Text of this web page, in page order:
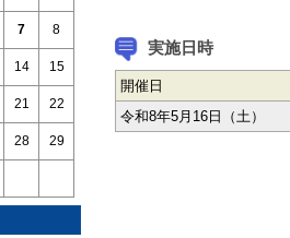
7 8
14 15
21 22
28 29
実施日時
開催日
令和8年5月16日（土）